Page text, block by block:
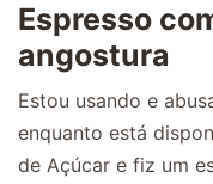
Espresso
angostura
Estou usando e
enquanto está
de Açúcar e fiz um